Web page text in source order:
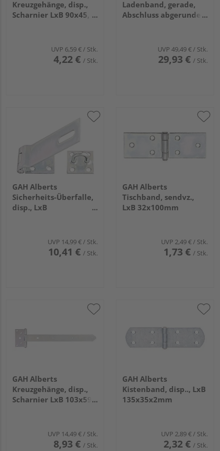
Kreuzgehänge, disp.,
Scharnier LxB 90x45,
UVP 6,59 €/ Stk.
4,22 € / Stk.
Ladenband, gerade,
Abschluss abgerundet,
Gewinde M12
UVP 49,49 €/ Stk.
29,93 € / Stk.
GAH Alberts
Sicherheits-Überfalle,
disp., LxB
UVP 14,99 €/ Stk.
10,41 € / Stk.
GAH Alberts
Tischband, sendvz.,
LxB 32x100mm
UVP 2,49 €/ Stk.
1,73 € / Stk.
GAH Alberts
Kreuzgehänge, disp.,
Scharnier LxB 103x59,
UVP 14,49 €/ Stk.
8,93 € / Stk.
GAH Alberts
Kistenband, disp.., LxB
135x35x2mm
UVP 2,89 €/ Stk.
2,32 € / Stk.